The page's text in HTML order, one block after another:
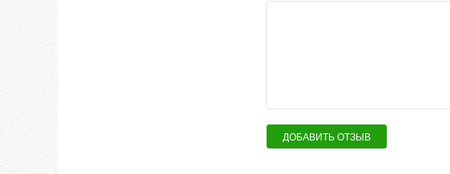
ДОБАВИТЬ ОТЗЫВ